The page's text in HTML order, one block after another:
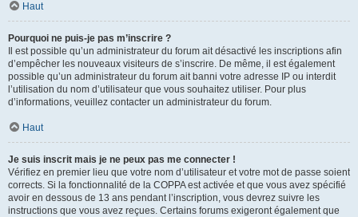
Haut
Pourquoi ne puis-je pas m’inscrire ?
Il est possible qu’un administrateur du forum ait désactivé les inscriptions afin
d’empêcher les nouveaux visiteurs de s’inscrire. De même, il est également
possible qu’un administrateur du forum ait banni votre adresse IP ou interdit
l’utilisation du nom d’utilisateur que vous souhaitez utiliser. Pour plus
d’informations, veuillez contacter un administrateur du forum.
Haut
Je suis inscrit mais je ne peux pas me connecter !
Vérifiez en premier lieu que votre nom d’utilisateur et votre mot de passe soient
corrects. Si la fonctionnalité de la COPPA est activée et que vous avez spécifié
avoir en dessous de 13 ans pendant l’inscription, vous devrez suivre les
instructions que vous avez reçues. Certains forums exigeront également que